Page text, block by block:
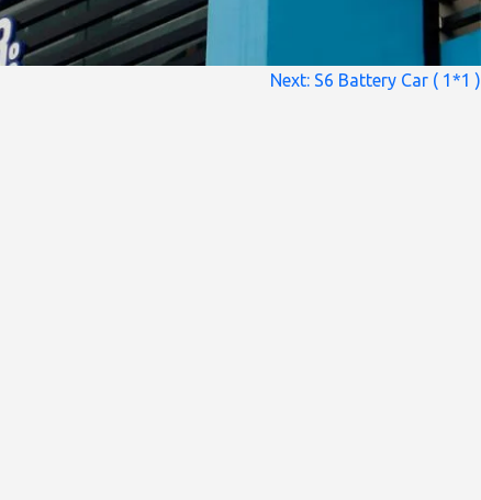
Next: S6 Battery Car ( 1*1 )